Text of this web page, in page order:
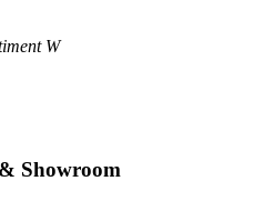
W
Showroom